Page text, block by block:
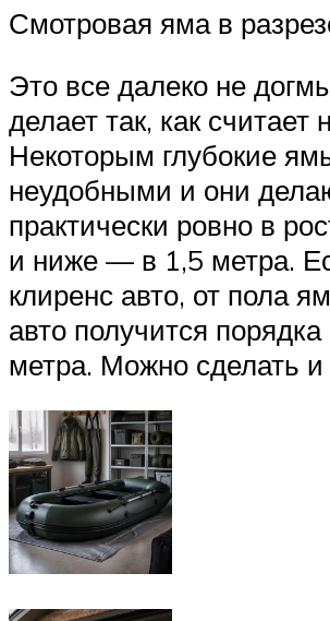
Смотровая яма в
Это все далеко не
делает так, как
Некоторым глубокие
неудобными и они
практически ровно в
и ниже — в 1,5 метра.
клиренс авто, от пола
авто получится
метра. Можно сделать и